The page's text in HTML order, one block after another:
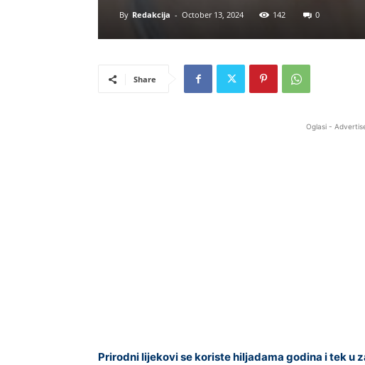
By Redakcija - October 13, 2024 142 0
Share
Oglasi -
Prirodni lijekovi se koriste hiljadama godina i tek u